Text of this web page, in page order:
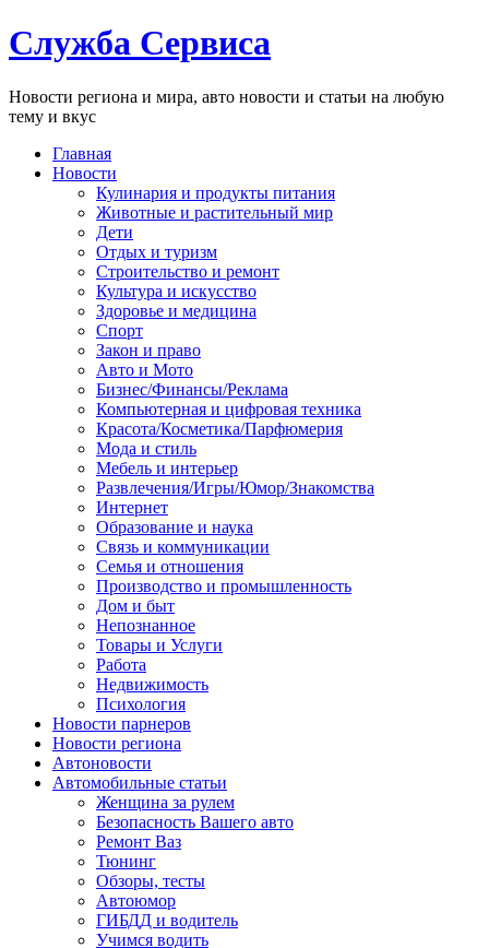
Служба Сервиса
Новости региона и мира, авто новости и статьи на любую
тему и вкус
Главная
Новости
Кулинария и продукты питания
Животные и растительный мир
Дети
Отдых и туризм
Строительство и ремонт
Культура и искусство
Здоровье и медицина
Спорт
Закон и право
Авто и Мото
Бизнес/Финансы/Реклама
Компьютерная и цифровая техника
Красота/Косметика/Парфюмерия
Мода и стиль
Мебель и интерьер
Развлечения/Игры/Юмор/Знакомства
Интернет
Образование и наука
Связь и коммуникации
Семья и отношения
Производство и промышленность
Дом и быт
Непознанное
Товары и Услуги
Работа
Недвижимость
Психология
Новости парнеров
Новости региона
Автоновости
Автомобильные статьи
Женщина за рулем
Безопасность Вашего авто
Ремонт Ваз
Тюнинг
Обзоры, тесты
Автоюмор
ГИБДД и водитель
Учимся водить